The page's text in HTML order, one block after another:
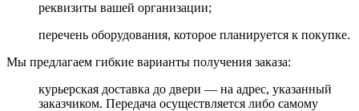
реквизиты вашей организации;
перечень оборудования, которое планируется к покупке.
Мы предлагаем гибкие варианты получения заказа:
курьерская доставка до двери — на адрес, указанный
заказчиком. Передача осуществляется либо самому